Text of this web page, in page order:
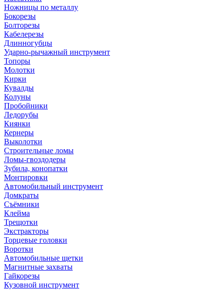
Ножницы по металлу
Бокорезы
Болторезы
Кабелерезы
Длинногубцы
Ударно-рычажный инструмент
Топоры
Молотки
Кирки
Кувалды
Колуны
Пробойники
Ледорубы
Киянки
Кернеры
Выколотки
Строительные ломы
Ломы-гвоздодеры
Зубила, конопатки
Монтировки
Автомобильный инструмент
Домкраты
Съёмники
Клейма
Трещотки
Экстракторы
Торцевые головки
Воротки
Автомобильные щетки
Магнитные захваты
Гайкорезы
Кузовной инструмент